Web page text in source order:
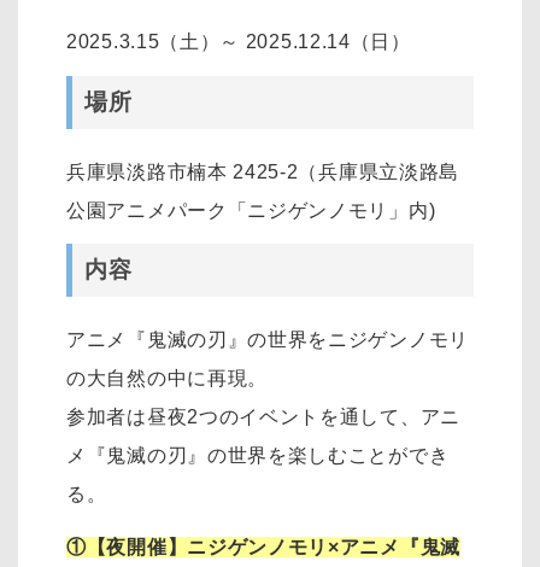
2025.3.15（土）～ 2025.12.14（日）
場所
兵庫県淡路市楠本 2425-2（兵庫県立淡路島
公園アニメパーク「ニジゲンノモリ」内)
内容
アニメ『鬼滅の刃』の世界をニジゲンノモリ
の大自然の中に再現。
参加者は昼夜2つのイベントを通して、アニ
メ『鬼滅の刃』の世界を楽しむことができ
る。
①【夜開催】ニジゲンノモリ×アニメ『鬼滅